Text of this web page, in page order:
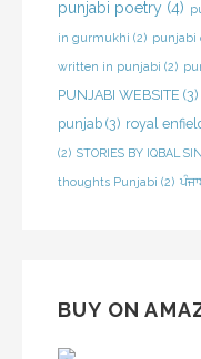
punjabi poetry (4)
in gurmukhi (2) punjabi
written in punjabi (2)
PUNJABI WEBSITE (3)
punjab (3) royal
(2) STORIES BY IQBAL
thoughts Punjabi (2)
BUY ON